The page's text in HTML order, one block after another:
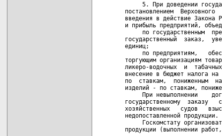
5. При доведении
постановлением
введения в действие Закона
и прибыль предприятий,
по государственным
государственный  заказ,
единиц;
по предприятиям,
торгующим организациям
ликеро-водочных  и
внесение в бюджет налога
по  ставкам,  пониженным
изделий - по ставкам,
При невыполнении
государственному  заказу
хозяйственных   судов
недопоставленной продукции.
Госкомстату
продукции (выполнении